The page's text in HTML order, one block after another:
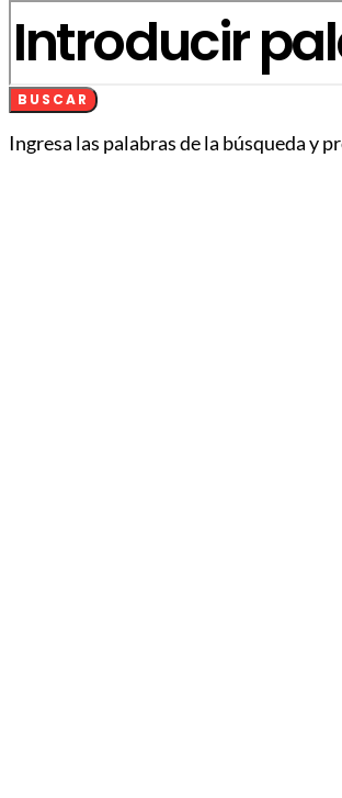
BUSCAR
Ingresa las palabras de la búsqueda y